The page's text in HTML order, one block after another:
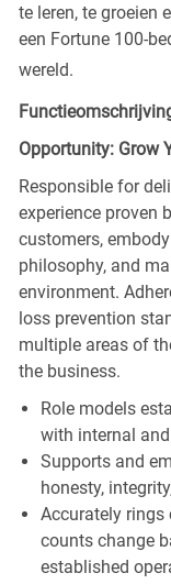
te leren, te groeien
een Fortune 100-
wereld.
Opportunity: Grow
Responsible for
experience proven
customers,
philosophy, and
environment.
loss prevention
multiple areas of
the business.
Role models
with internal
Supports and
honesty,
Accurately rings
counts change
established